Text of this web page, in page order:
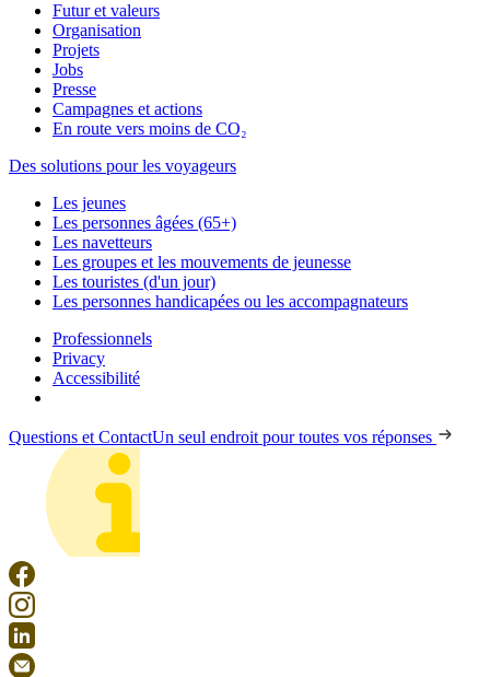
Futur et valeurs
Organisation
Projets
Jobs
Presse
Campagnes et actions
En route vers moins de CO₂
Des solutions pour les voyageurs
Les jeunes
Les personnes âgées (65+)
Les navetteurs
Les groupes et les mouvements de jeunesse
Les touristes (d'un jour)
Les personnes handicapées ou les accompagnateurs
Professionnels
Privacy
Accessibilité
Questions et ContactUn seul endroit pour toutes vos réponses